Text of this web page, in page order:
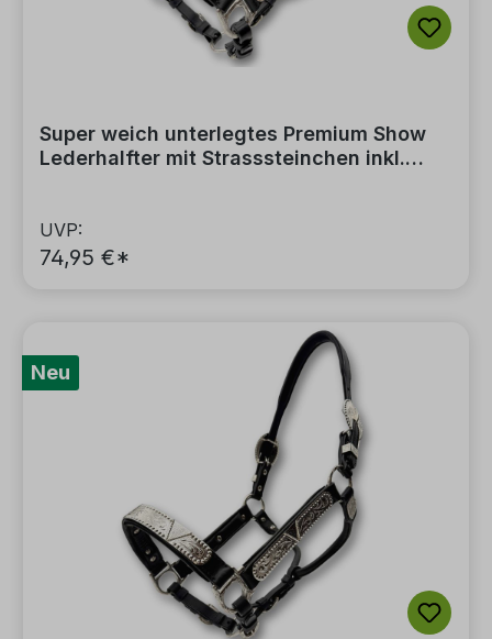
Super weich unterlegtes Premium Show
Lederhalfter mit Strasssteinchen inkl.
UVP:
74,95 €*
Neu